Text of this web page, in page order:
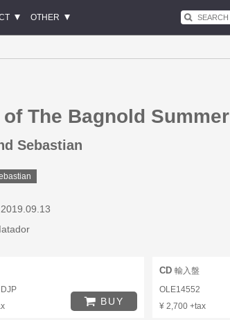
OTHER
of The Bagnold Summer
Sebastian
BUY
CD 輸入盤
OLE14552
¥ 2,700 +tax